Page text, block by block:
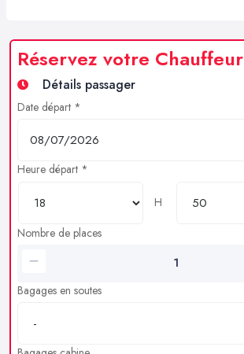
Réservez votre Chauffeur
Détails passager
Date départ *
Heure départ *
H
Nombre de places
Bagages en soutes